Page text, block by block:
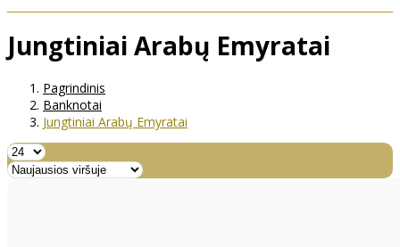
Jungtiniai Arabų Emyratai
Pagrindinis
Banknotai
Jungtiniai Arabų Emyratai